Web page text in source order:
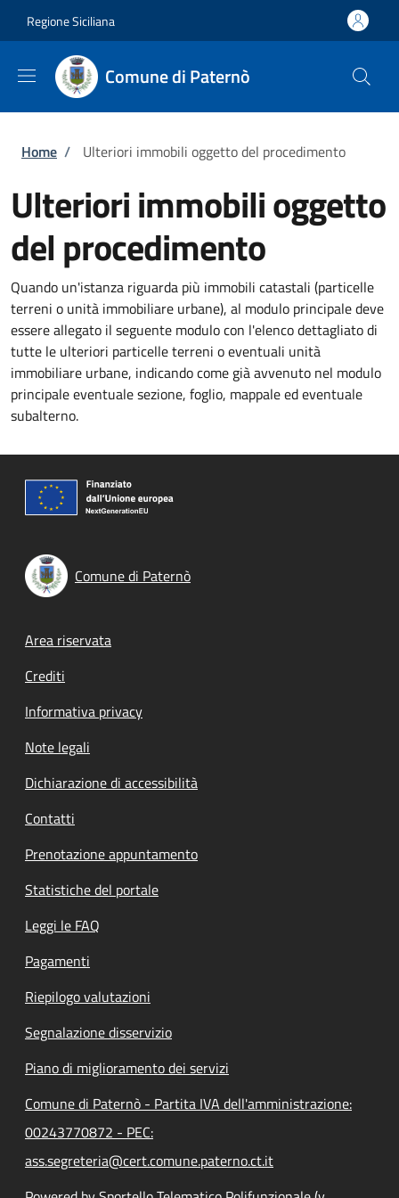
Regione Siciliana
Comune di Paternò
Briciole di pane
Home / Ulteriori immobili oggetto del procedimento
Ulteriori immobili oggetto
del procedimento
Quando un'istanza riguarda più immobili catastali (particelle
terreni o unità immobiliare urbane), al modulo principale deve
essere allegato il seguente modulo con l'elenco dettagliato di
tutte le ulteriori particelle terreni o eventuali unità
immobiliare urbane, indicando come già avvenuto nel modulo
principale eventuale sezione, foglio, mappale ed eventuale
subalterno.
Comune di Paternò
Footer menu
Area riservata
Crediti
Informativa privacy
Note legali
Dichiarazione di accessibilità
Contatti
Prenotazione appuntamento
Statistiche del portale
Leggi le FAQ
Pagamenti
Riepilogo valutazioni
Segnalazione disservizio
Piano di miglioramento dei servizi
Comune di Paternò - Partita IVA dell'amministrazione:
00243770872 - PEC:
ass.segreteria@cert.comune.paterno.ct.it